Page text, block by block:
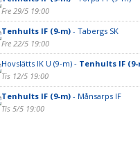
Fre 29/5 19:00
Tenhults IF (9-m)- Tabergs SK
Fre 22/5 19:00
Hovslätts IK U (9-m) - Tenhults IF (9-
Tis 12/5 19:00
Tenhults IF (9-m)- Månsarps IF
Tis 5/5 19:00